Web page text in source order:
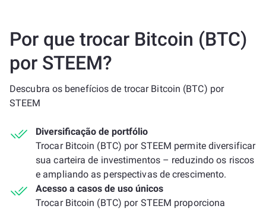
Por que trocar Bitcoin (BTC)
por STEEM?
Descubra os benefícios de trocar Bitcoin (BTC) por
STEEM
Diversificação de portfólio
Trocar Bitcoin (BTC) por STEEM permite diversificar
sua carteira de investimentos – reduzindo os riscos
e ampliando as perspectivas de crescimento.
Acesso a casos de uso únicos
Trocar Bitcoin (BTC) por STEEM proporciona